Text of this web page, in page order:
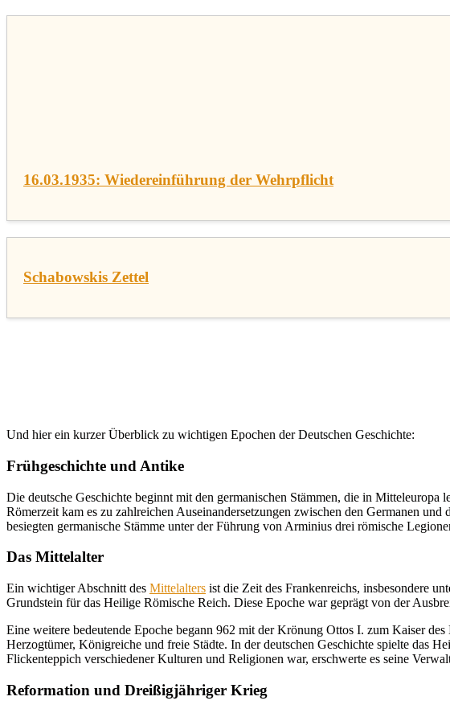
16.03.1935: Wiedereinführung der Wehrpflicht
Schabowskis Zettel
Und hier ein kurzer Überblick zu wichtigen Epochen der Deutschen Geschichte:
Frühgeschichte und Antike
Die deutsche Geschichte beginnt mit den germanischen Stämmen, die in
Römerzeit kam es zu zahlreichen Auseinandersetzungen zwischen den Germanen und
besiegten germanische Stämme unter der Führung von Arminius drei römische
Das Mittelalter
Ein wichtiger Abschnitt des Mittelalters ist die Zeit des Frankenreichs, insbesondere
Grundstein für das Heilige Römische Reich. Diese Epoche war geprägt von der
Eine weitere bedeutende Epoche begann 962 mit der Krönung Ottos I. zum Kaiser
Herzogtümer, Königreiche und freie Städte. In der deutschen Geschichte spielte das
Flickenteppich verschiedener Kulturen und Religionen war, erschwerte es seine
Reformation und Dreißigjähriger Krieg